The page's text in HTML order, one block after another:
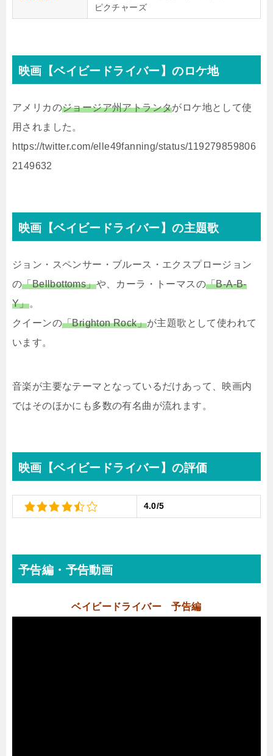
ピクチャーズ
映画【ベイビードライバー】のロケ地
アメリカのジョージア州アトランタがロケ地として使
用されました。
https://twitter.com/elle49fanning/status/119279859806
2149632
映画【ベイビードライバー】の主題歌
ジョン・スペンサー・ブルース・エクスプロージョン
の「Bellbottoms」や、カーラ・トーマスの「B-A-B-
Y」。
クイーンの「Brighton Rock」が主題歌として使われて
います。
音楽が主要なテーマとなっているだけあって、映画内
ではそのほかにも多数の有名曲が流れます。
映画【ベイビードライバー】の評価
4.0/5
予告編・予告動画
ベイビードライバー 予告編